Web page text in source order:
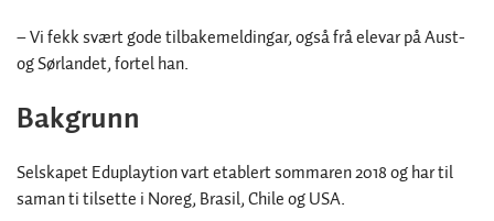
– Vi fekk svært gode tilbakemeldingar, også frå elevar på Aust-
og Sørlandet, fortel han.
Bakgrunn
Selskapet Eduplaytion vart etablert sommaren 2018 og har til
saman ti tilsette i Noreg, Brasil, Chile og USA.